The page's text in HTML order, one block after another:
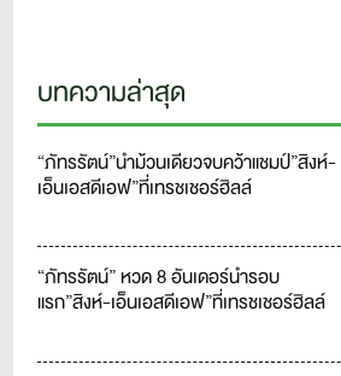
บทความล่าสุด
“ภัทรรัตน์”นำม้วนเดียวจบคว้าแชมป์”สิงห์-
เอ็นเอสดีเอฟ”ที่เทรชเชอร์ฮิลล์
“ภัทรรัตน์” หวด 8 อันเดอร์นำรอบ
แรก”สิงห์-เอ็นเอสดีเอฟ”ที่เทรชเชอร์ฮิลล์